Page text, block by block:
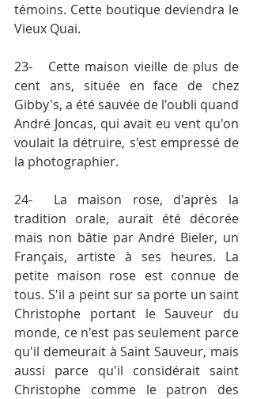
témoins. Cette boutique deviendra le
Vieux Quai.
23-	Cette maison vieille de plus de
cent ans, située en face de chez
Gibby's, a été sauvée de l'oubli quand
André Joncas, qui avait eu vent qu'on
voulait la détruire, s'est empressé de
la photographier.
24-	La maison rose, d'après la
tradition orale, aurait été décorée
mais non bâtie par André Bieler, un
Français, artiste à ses heures. La
petite maison rose est connue de
tous. S'il a peint sur sa porte un saint
Christophe portant le Sauveur du
monde, ce n'est pas seulement parce
qu'il demeurait à Saint­ Sauveur, mais
aussi parce qu'il considérait saint
Christophe comme le patron des